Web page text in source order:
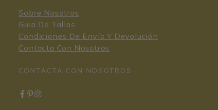
Sobre Nosotros
Guia De Tallas
Condiciones De Envío Y Devolución
Contacta Con Nosotros
CONTACTA CON NOSOTROS